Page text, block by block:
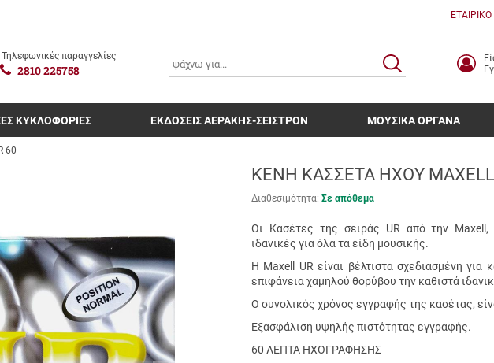
Τηλεφωνικές παραγγελίες
2810 225758
ΑΝΑΖΗΤΗΣΗ
ΚΥΚΛΟΦΟΡΙΕΣ ΕΚΔΟΣΕΙΣ ΑΕΡΑΚΗΣ-ΣΕΙΣΤΡΟΝ ΜΟΥΣΙΚΑ ΟΡΓΑΝΑ
60
ΚΕΝΗ ΚΑΣΣΕΤΑ ΗΧΟΥ MAXELL
Διαθεσιμότητα: Σε απόθεμα
Οι Κασέτες της σειράς UR από την Maxell,
ιδανικές για όλα τα είδη μουσικής.
Η Maxell UR είναι βέλτιστα σχεδιασμένη
επιφάνεια χαμηλού θορύβου την καθιστά
Ο συνολικός χρόνος εγγραφής της κασέτας,
Εξασφάλιση υψηλής πιστότητας εγγραφής.
60 ΛΕΠΤΑ ΗΧΟΓΡΑΦΗΣΗΣ